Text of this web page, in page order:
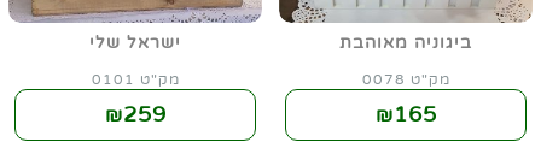
ביגוניה מאוהבת
מק"ט 0078
₪165
ישראל שלי
מק"ט 0101
₪259